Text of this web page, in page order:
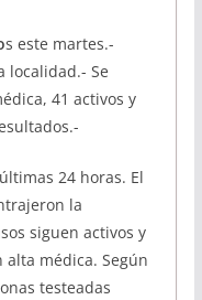
s este martes.-
localidad.- Se
41 activos y
24 horas. El
la
siguen activos y
alta médica. Según
testeadas